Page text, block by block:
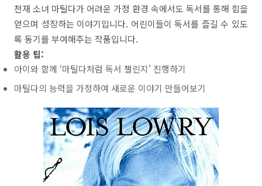
천재 소녀 마틸다가 어려운 가정 환경 속에서도 독서를 통해 힘을
얻으며 성장하는 이야기입니다. 어린이들이 독서를 즐길 수 있도
록 동기를 부여해주는 작품입니다.
활용 팁:
아이와 함께 ‘마틸다처럼 독서 챌린지’ 진행하기
마틸다의 능력을 가정하여 새로운 이야기 만들어보기